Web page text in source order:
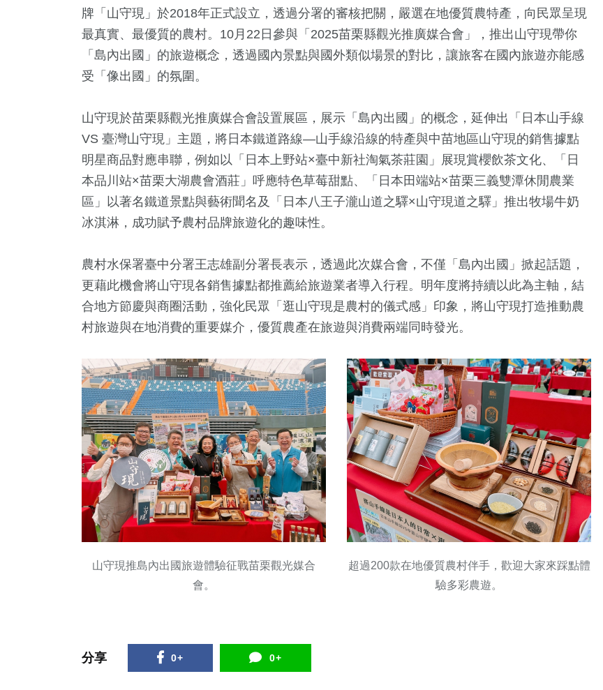
牌「山守現」於2018年正式設立，透過分署的審核把關，嚴選在地優質農特產，向民眾呈現
最真實、最優質的農村。10月22日參與「2025苗栗縣觀光推廣媒合會」，推出山守現帶你
「島內出國」的旅遊概念，透過國內景點與國外類似場景的對比，讓旅客在國內旅遊亦能感
受「像出國」的氛圍。
山守現於苗栗縣觀光推廣媒合會設置展區，展示「島內出國」的概念，延伸出「日本山手線
VS 臺灣山守現」主題，將日本鐵道路線—山手線沿線的特產與中苗地區山守現的銷售據點
明星商品對應串聯，例如以「日本上野站×臺中新社淘氣茶莊園」展現賞櫻飲茶文化、「日
本品川站×苗栗大湖農會酒莊」呼應特色草莓甜點、「日本田端站×苗栗三義雙潭休閒農業
區」以著名鐵道景點與藝術聞名及「日本八王子瀧山道之驛×山守現道之驛」推出牧場牛奶
冰淇淋，成功賦予農村品牌旅遊化的趣味性。
農村水保署臺中分署王志雄副分署長表示，透過此次媒合會，不僅「島內出國」掀起話題，
更藉此機會將山守現各銷售據點都推薦給旅遊業者導入行程。明年度將持續以此為主軸，結
合地方節慶與商圈活動，強化民眾「逛山守現是農村的儀式感」印象，將山守現打造推動農
村旅遊與在地消費的重要媒介，優質農產在旅遊與消費兩端同時發光。
山守現推島內出國旅遊體驗征戰苗栗觀光媒合
會。
超過200款在地優質農村伴手，歡迎大家來踩點體
驗多彩農遊。
分享 0+ 0+
1541+
社會
1+
2023金鐘獎
+
綜藝
763 +
綜合
42+
兩岸道教文化交
流專區
17+
2024總統大選
77+
281+
藝文
453+
旅遊
630+
健康及醫療
389+ 560+
1+
兩岸藝苑天地
5 +
兩岸佛教文化交
流專區
福建林公
化專區